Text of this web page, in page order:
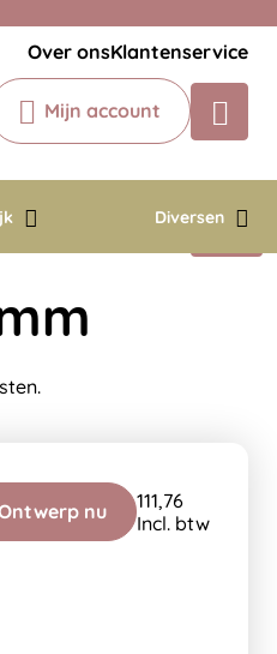
Over onsKlantenservice
Mijn account
Diversen
onze chatbot voor
nu
111,76
Incl. btw